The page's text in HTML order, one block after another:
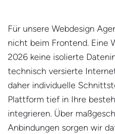
Für unsere Webdesign
nicht beim Frontend. Eine
2026 keine isolierte
technisch versierte
daher individuelle
Plattform tief in Ihre
integrieren. Über
Anbindungen sorgen wir